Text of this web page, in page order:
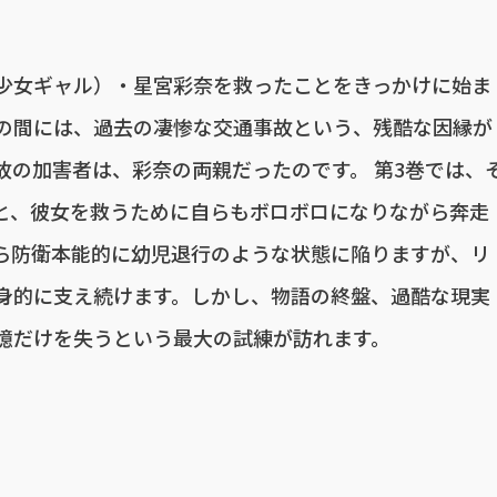
ギャル）・星宮彩奈を救ったことをきっかけに始ま
には、過去の凄惨な交通事故という、残酷な因縁が
加害者は、彩奈の両親だったのです。 第3巻では、
彼女を救うために自らもボロボロになりながら奔走
衛本能的に幼児退行のような状態に陥りますが、リ
に支え続けます。しかし、物語の終盤、過酷な現実
けを失うという最大の試練が訪れます。